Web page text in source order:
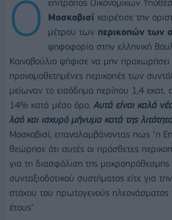
Ο επίτροπος Οικονομικών
Μοσκοβισί χαιρέτισε την
μέτρου των περικοπών των
ψηφοφορία στην ελληνική
Κοινοβούλιο ψήφισε να μην προχωρήσει
προνομοθετημένες περικοπές των
μείωναν το εισόδημα περίπου 1,4 εκατ.
14% κατά μέσο όρο. Αυτά είναι καλά
λαό και ισχυρό μήνυμα κατά της
Μοσκοβισί, επαναλαμβάνοντας πως "η
θεώρησε ότι αυτές οι πρόσθετες
για τη διασφάλιση της μακροπρόθεσμης
συνταξιοδοτικού συστήματος είτε για
στόχου του πρωτογενούς πλεονάσματος
έτους".